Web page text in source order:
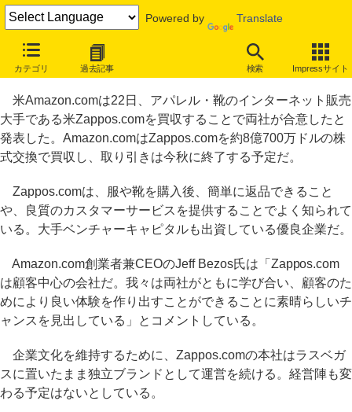
Powered by Translate
カテゴリ 過去記事 検索 Impressサイト
米Amazon.com、カスタマーサービスで有名なZappos.com買収で合
米Amazon.comは22日、アパレル・靴のインターネット販売
大手である米Zappos.comを買収することで両社が合意したと
発表した。Amazon.comはZappos.comを約8億700万ドルの株
式交換で買収し、取り引きは今秋に終了する予定だ。
Zappos.comは、服や靴を購入後、簡単に返品できること
や、良質のカスタマーサービスを提供することでよく知られて
いる。大手ベンチャーキャピタルも出資している優良企業だ。
Amazon.com創業者兼CEOのJeff Bezos氏は「Zappos.com
は顧客中心の会社だ。我々は両社がともに学び合い、顧客のた
めにより良い体験を作り出すことができることに素晴らしいチ
ャンスを見出している」とコメントしている。
企業文化を維持するために、Zappos.comの本社はラスベガ
スに置いたまま独立ブランドとして運営を続ける。経営陣も変
わる予定はないとしている。